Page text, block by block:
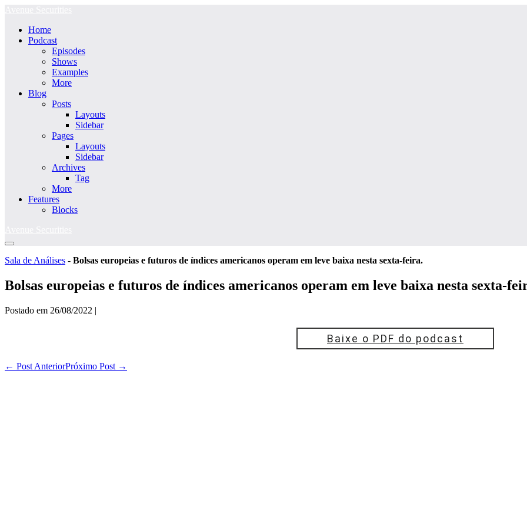
conteúdo
Home
Podcast
Episodes
Shows
Examples
More
Blog
Posts
Layouts
Sidebar
Pages
Layouts
Sidebar
Archives
Tag
More
Features
Blocks
Alternância
menu
Sala de Análises - Bolsas europeias e futuros de índices americanos operam em leve baixa nesta sexta-feira.
Bolsas europeias e futuros de índices americanos operam em leve baixa nesta sexta-
Postado em 26/08/2022 |
Baixe o PDF do podcast
Navegação
← Post AnteriorPróximo Post →